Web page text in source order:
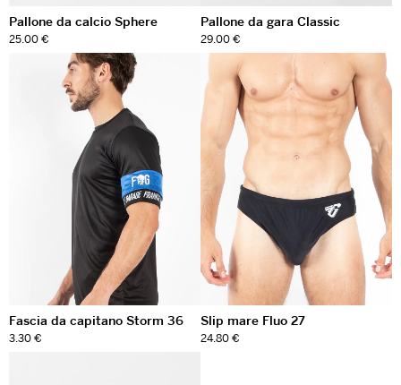
Pallone da calcio Sphere
25.00 €
Pallone da gara Classic
29.00 €
Fascia da capitano Storm 36
3.30 €
Slip mare Fluo 27
24.80 €